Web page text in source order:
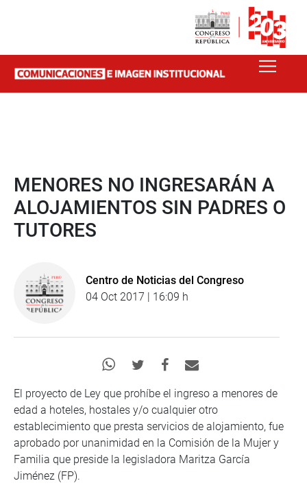
MENORES NO INGRESARÁN A
ALOJAMIENTOS SIN PADRES O
TUTORES
Centro de Noticias del Congreso
04 Oct 2017 | 16:09 h
El proyecto de Ley que prohíbe el ingreso a menores de
edad a hoteles, hostales y/o cualquier otro
establecimiento que presta servicios de alojamiento, fue
aprobado por unanimidad en la Comisión de la Mujer y
Familia que preside la legisladora Maritza García
Jiménez (FP).